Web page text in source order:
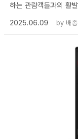
하는 관람객들과의 활
2025.06.09
by 배